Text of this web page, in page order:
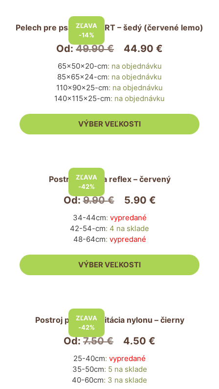
ZĽAVA
-14%
Pelech pre psa COMFORT – šedý (červené lemo)
Od:49.90€ 44.90 €
65x50x20-cm: na objednávku
85x65x24-cm: na objednávku
110x90x25-cm: na objednávku
140x115x25-cm: na objednávku
VÝBER VEĽKOSTI
má
stránke
produktu.
ZĽAVA
-42%
Postroj pre psa reflex – červený
Od:9.90€ 5.90 €
34-44cm: vypredané
42-54-cm: 4 na sklade
48-64cm: vypredané
VÝBER VEĽKOSTI
vybrať
stránke
ZĽAVA
-42%
Postroj pre psa imitácia nylonu – čierny
Od:7.50€ 4.50 €
25-40cm: vypredané
35-50cm: 5 na sklade
40-60cm: 3 na sklade